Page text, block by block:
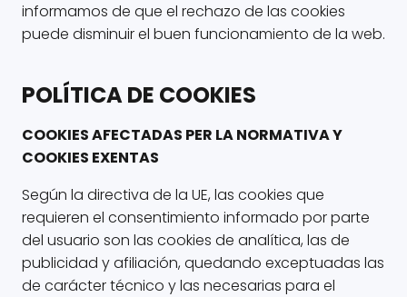
informamos de que el rechazo de las cookies
puede disminuir el buen funcionamiento de la web.
POLÍTICA DE COOKIES
COOKIES AFECTADAS PER LA NORMATIVA Y
COOKIES EXENTAS
Según la directiva de la UE, las cookies que
requieren el consentimiento informado por parte
del usuario son las cookies de analítica, las de
publicidad y afiliación, quedando exceptuadas las
de carácter técnico y las necesarias para el